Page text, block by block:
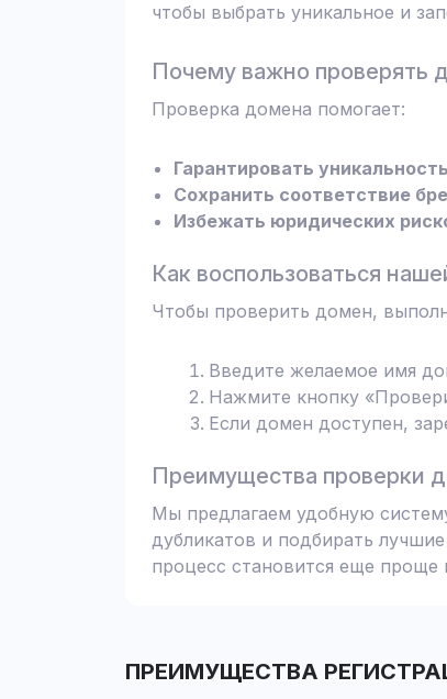
чтобы выбрать уникальное и
Почему важно проверять
Проверка домена помогает:
Гарантировать
Сохранить соответствие
Избежать юридических
Как воспользоваться
Чтобы проверить домен,
Введите желаемое имя
Нажмите кнопку
Если домен доступен,
Преимущества проверки
Мы предлагаем удобную
дубликатов и подбирать
процесс становится еще проще
ПРЕИМУЩЕСТВА